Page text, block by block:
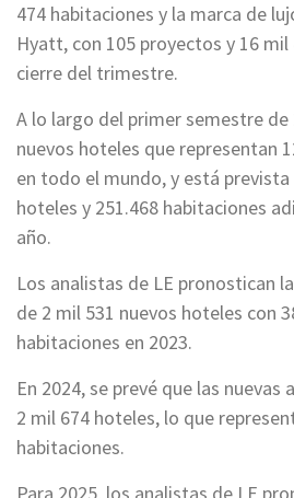
474 habitaciones y la marca de
Hyatt, con 105 proyectos y 16
cierre del trimestre.
A lo largo del primer semestre de
nuevos hoteles que representan
en todo el mundo, y está
hoteles y 251.468 habitaciones
año.
Los analistas de LE pronostican
de 2 mil 531 nuevos hoteles con
habitaciones en 2023.
En 2024, se prevé que las nuevas
2 mil 674 hoteles, lo que
habitaciones.